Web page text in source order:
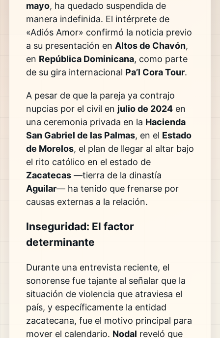
mayo, ha quedado suspendida de
manera indefinida. El intérprete de
«Adiós Amor» confirmó la noticia previo
a su presentación en Altos de Chavón,
en República Dominicana, como parte
de su gira internacional Pa’l Cora Tour.
A pesar de que la pareja ya contrajo
nupcias por el civil en julio de 2024en
una ceremonia privada en la Hacienda
San Gabriel de las Palmas, en el Estado
de Morelos, el plan de llegar al altar bajo
el rito católico en el estado de
Zacatecas—tierra de la dinastía
Aguilar— ha tenido que frenarse por
causas externas a la relación.
Inseguridad: El factor
determinante
Durante una entrevista reciente, el
sonorense fue tajante al señalar que la
situación de violencia que atraviesa el
país, y específicamente la entidad
zacatecana, fue el motivo principal para
mover el calendario. Nodal reveló que